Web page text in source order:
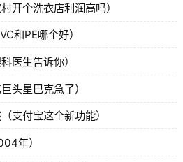
开个洗衣店利润高吗）
和PE哪个好）
医生告诉你）
头星巴克急了）
支付宝这个新功能）
年）